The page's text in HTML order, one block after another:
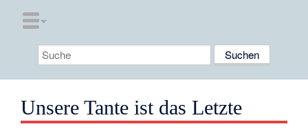
Unsere Tante ist das Letzte